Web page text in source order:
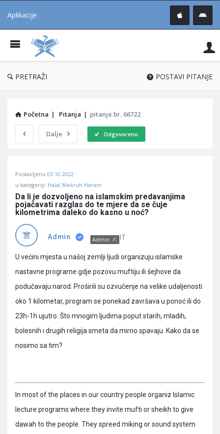
Aplikacije
®
PRETRAŽI POSTAVI PITANJE
Početna | Pitanja | pitanje br. 66722
Dalje Odgovoreno
Učene
Latest
Pitanja
Postavljeno 03.10.2022
u kategoriji: Halal Mekruh Haram
Da li je dozvoljeno na islamskim predavanjima
pojačavati razglas do te mjere da se čuje
kilometrima daleko do kasno u noć?
Admin Admin IT
U većini mjesta u našoj zemlji ljudi organizuju islamske
nastavne programe gdje pozovu muftiju ili šejhove da
podučavaju narod. Proširili su ozvučenje na velike udaljenosti
oko 1 kilometar, program se ponekad završava u ponoć ili do
23h-1h ujutro. Što mnogim ljudima poput starih, mladih,
bolesnih i drugih religija smeta da mirno spavaju. Kako da se
nosimo sa tim?
In most of the places in our country people organiz Islamic
lecture programs where they invite mufti or sheikh to give
dawah to the people. They spreed miking or sound system